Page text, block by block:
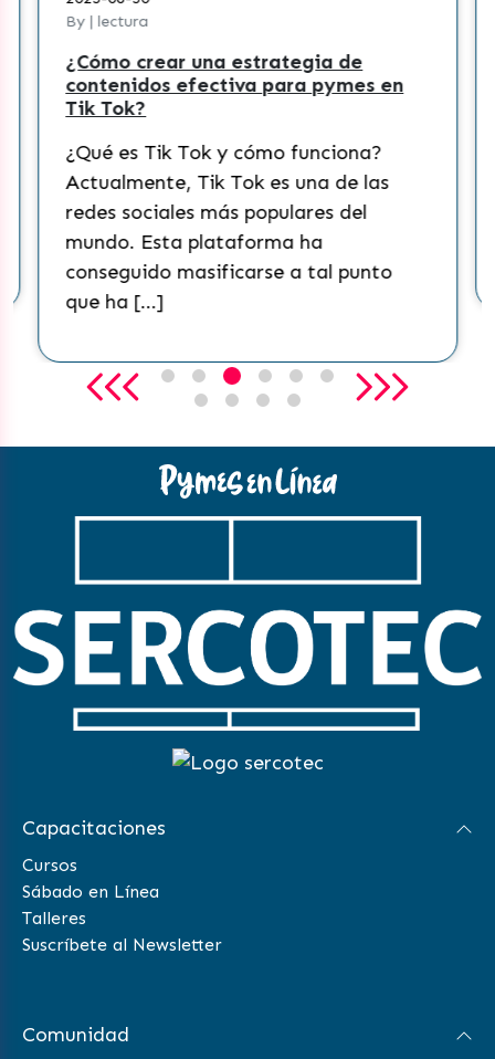
By | lectura
¿Cómo crear una estrategia de
contenidos efectiva para pymes en
Tik Tok?
¿Qué es Tik Tok y cómo funciona?
Actualmente, Tik Tok es una de las
redes sociales más populares del
mundo. Esta plataforma ha
conseguido masificarse a tal punto
que ha […]
Capacitaciones
Cursos
Sábado en Línea
Talleres
Suscríbete al Newsletter
Comunidad